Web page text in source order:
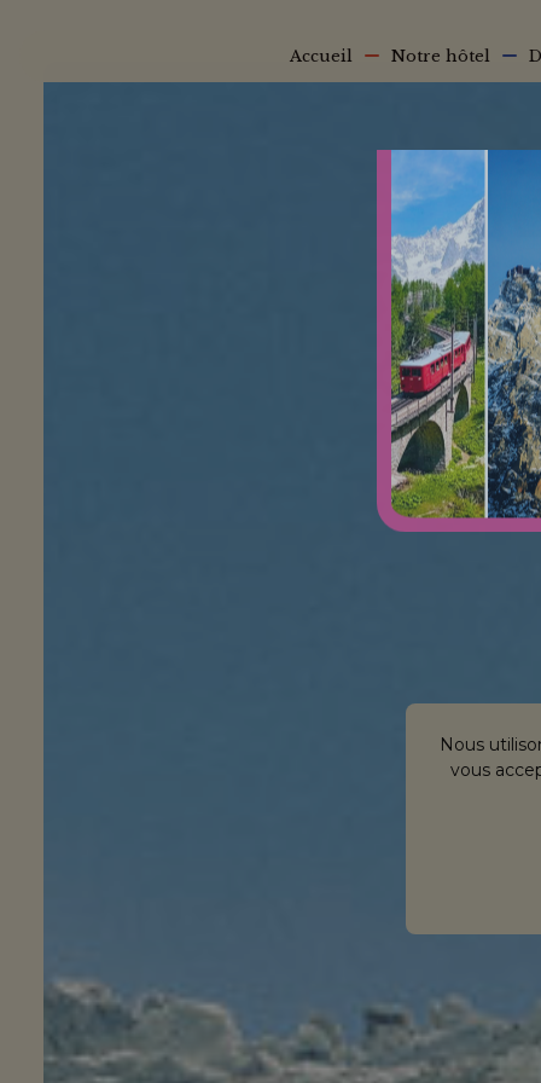
Main navigation
Accueil Notre hôtel
Fil d'Ariane
Nous
vous